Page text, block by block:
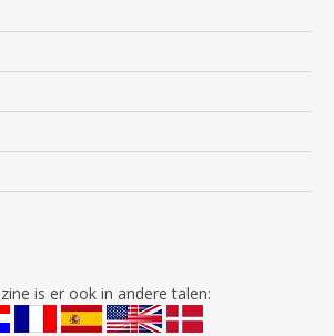
is er ook in andere talen: